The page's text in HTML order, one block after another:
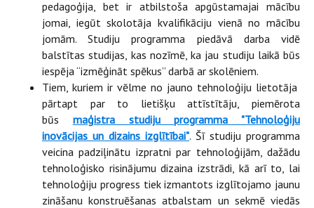
pedagoģija, bet ir atbilstoša apgūstamajai mācību
jomai, iegūt skolotāja kvalifikāciju vienā no mācību
jomām. Studiju programma piedāvā darba vidē
balstītas studijas, kas nozīmē, ka jau studiju laikā būs
iespēja “izmēģināt spēkus” darbā ar skolēniem.
Tiem, kuriem ir vēlme no jauno tehnoloģiju lietotāja
pārtapt par to lietišķu attīstītāju, piemērota
būs maģistra studiju programma "Tehnoloģiju
inovācijas un dizains izglītībai". Šī studiju programma
veicina padziļinātu izpratni par tehnoloģijām, dažādu
tehnoloģisko risinājumu dizaina izstrādi, kā arī to, lai
tehnoloģiju progress tiek izmantots izglītojamo jaunu
zināšanu konstruēšanas atbalstam un sekmē viedās